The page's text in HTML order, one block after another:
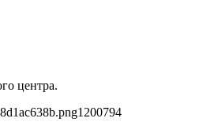
центра.
1200794